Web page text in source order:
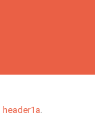
header1a.